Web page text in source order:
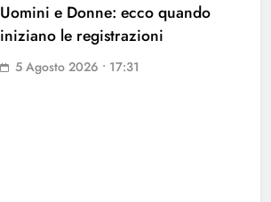
Uomini e Donne: ecco quando
iniziano le registrazioni
5 Agosto 2026 • 17:31